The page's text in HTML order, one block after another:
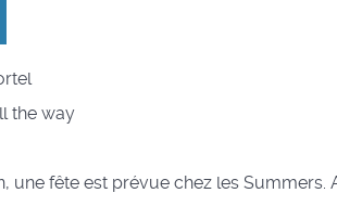
the way
une fête est prévue chez les Summers.